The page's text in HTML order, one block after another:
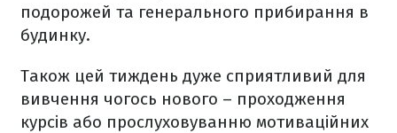
подорожей та генерального прибирання в
будинку.
Також цей тиждень дуже сприятливий для
вивчення чогось нового – проходження
курсів або прослуховуванню мотиваційних